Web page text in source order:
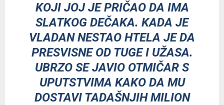
KOJI JOJ JE PRIČAO DA IMA
SLATKOG DEČAKA. KADA JE
VLADAN NESTAO HTELA JE DA
PRESVISNE OD TUGE I UŽASA.
UBRZO SE JAVIO OTMIČAR S
UPUTSTVIMA KAKO DA MU
DOSTAVI TADAŠNJIH MILION